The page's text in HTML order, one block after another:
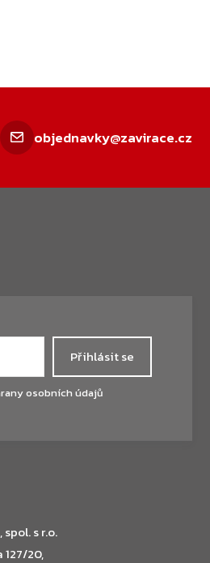
objednavky@zavirace.cz
Přihlásit se
osobních údajů
s r.o.
20,